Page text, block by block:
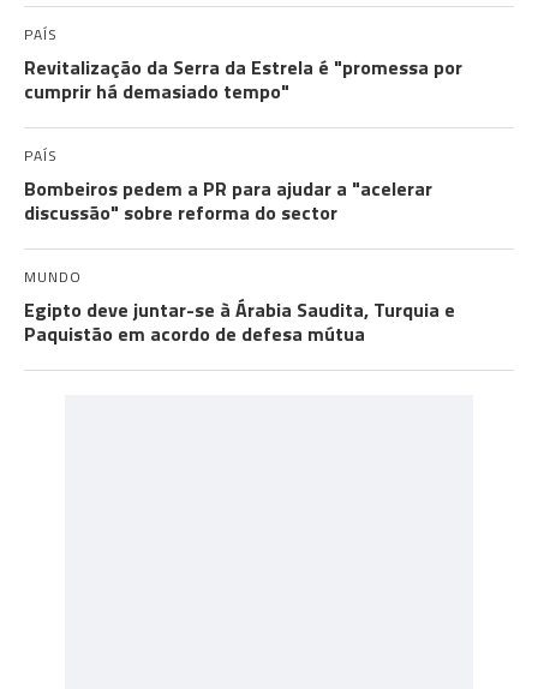
PAÍS
Revitalização da Serra da Estrela é "promessa por
cumprir há demasiado tempo"
PAÍS
Bombeiros pedem a PR para ajudar a "acelerar
discussão" sobre reforma do sector
MUNDO
Egipto deve juntar-se à Árabia Saudita, Turquia e
Paquistão em acordo de defesa mútua